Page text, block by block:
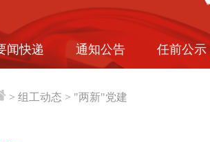
闻快递 通知公告 任前公示
> 组工动态 > "两新"党建